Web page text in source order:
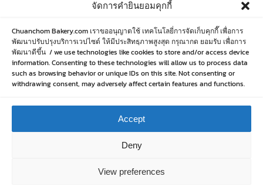
จัดการคำยินยอมคุกกี้
Chuanchom Bakery.com เราขออนุญาตใช้ เทคโนโลยี่การจัดเก็บคุกกี๊ เพื่อการ
พัฒนาปรับปรุงบริการเวปไซด์ ให้มีประสิทธฺภาพสูงสุด กรุณากด ยอมรับ เพื่อการ
พัฒนาดีขึ้น / we use technologies like cookies to store and/or access device
information. Consenting to these technologies will allow us to process data
such as browsing behavior or unique IDs on this site. Not consenting or
withdrawing consent, may adversely affect certain features and functions.
Accept
Deny
View preferences
ติดตามข่าวสารได้ที่
chuanchombakery
chuanchombakery
www.chuanchombakery.com
โทร. 065-526-2325, 02 519 8212
E-mail : chuanchom.bakery@gmail.com